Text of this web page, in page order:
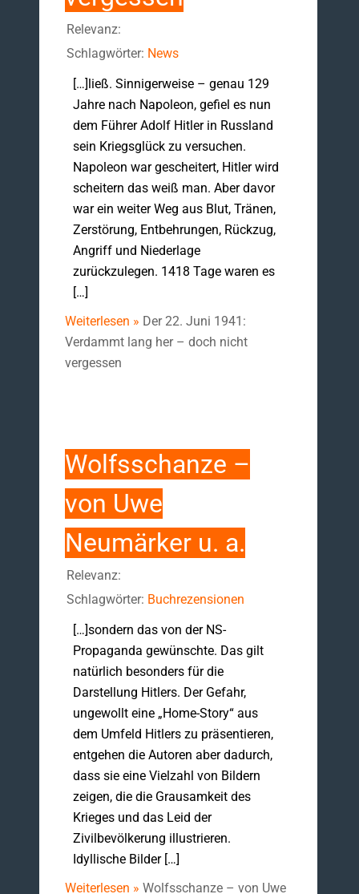
Relevanz:
Schlagwörter: News
[…]ließ. Sinnigerweise – genau 129
Jahre nach Napoleon, gefiel es nun
dem Führer Adolf Hitler in Russland
sein Kriegsglück zu versuchen.
Napoleon war gescheitert, Hitler wird
scheitern das weiß man. Aber davor
war ein weiter Weg aus Blut, Tränen,
Zerstörung, Entbehrungen, Rückzug,
Angriff und Niederlage
zurückzulegen. 1418 Tage waren es
[…]
Weiterlesen » Der 22. Juni 1941:
Verdammt lang her – doch nicht
vergessen
Wolfsschanze –
von Uwe
Neumärker u. a.
Relevanz:
Schlagwörter: Buchrezensionen
[…]sondern das von der NS-
Propaganda gewünschte. Das gilt
natürlich besonders für die
Darstellung Hitlers. Der Gefahr,
ungewollt eine „Home-Story“ aus
dem Umfeld Hitlers zu präsentieren,
entgehen die Autoren aber dadurch,
dass sie eine Vielzahl von Bildern
zeigen, die die Grausamkeit des
Krieges und das Leid der
Zivilbevölkerung illustrieren.
Idyllische Bilder […]
Weiterlesen » Wolfsschanze – von Uwe